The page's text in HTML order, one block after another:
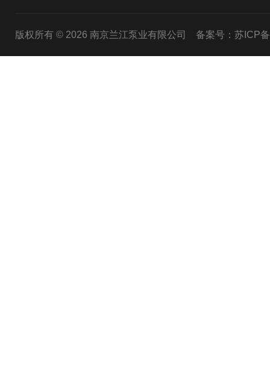
版权所有 © 2026 南京兰江泵业有限公司 备案号：苏ICP